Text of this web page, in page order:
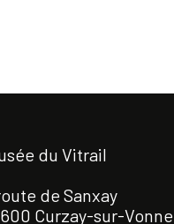
du Vitrail
de Sanxay
Curzay-sur-Vonne